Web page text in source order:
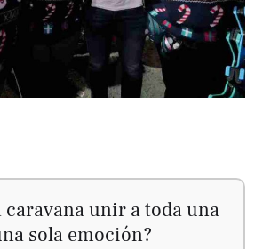
caravana unir a toda una
sola emoción?